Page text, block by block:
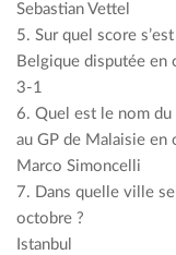
Sebastian Vettel
5. Sur quel score
Belgique disputée en
3-1
6. Quel est le nom
au GP de Malaisie en
Marco Simoncelli
7. Dans quelle ville
octobre ?
Istanbul